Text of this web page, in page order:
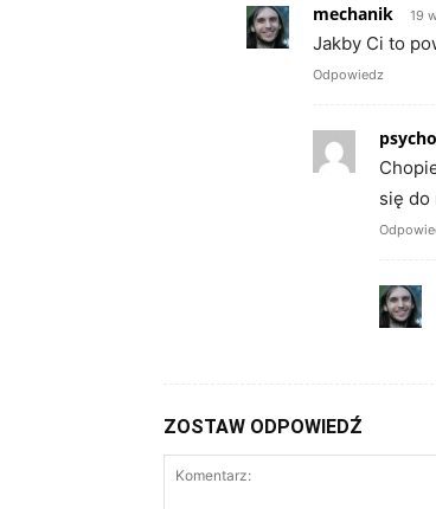
mechanik 19
Jakby Ci to
Odpowiedz
się do
ZOSTAW ODPOWIEDŹ